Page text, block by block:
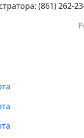
(861) 262-